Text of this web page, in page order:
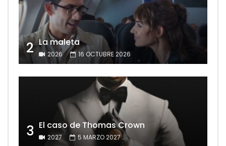
2 La maleta
2026 16 OCTUBRE 2026
3 El caso de Thomas Crown
2027 5 MARZO 2027